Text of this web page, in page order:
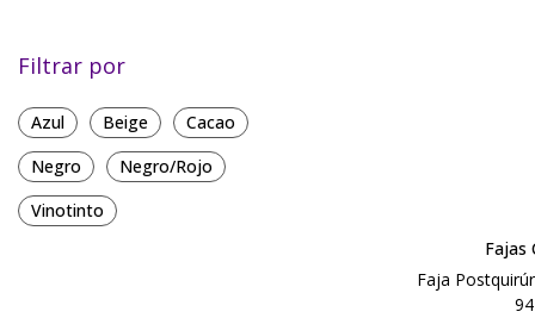
Fajas
Faja
Filtrar por
Azul Beige
Cacao
Negro
Negro/Rojo
Vinotinto